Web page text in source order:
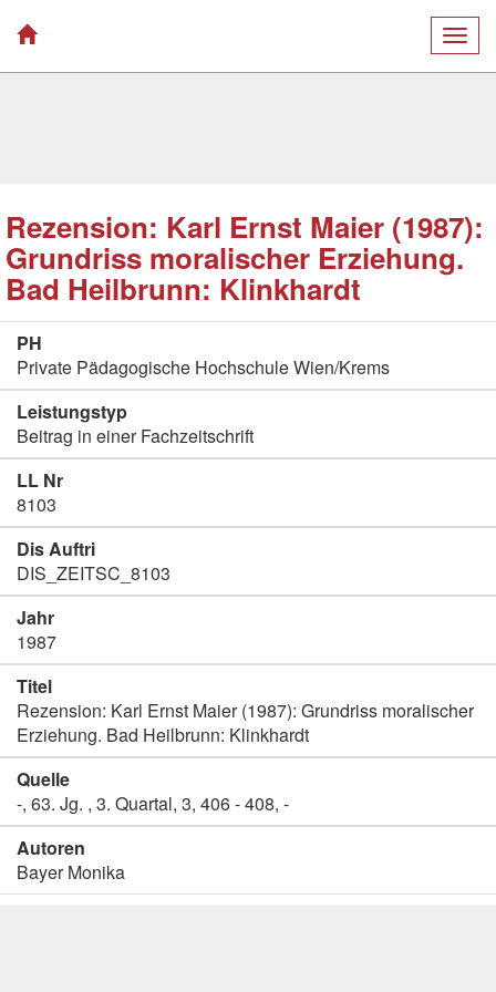
Rezension: Karl Ernst Maier (1987):
Grundriss moralischer Erziehung.
Bad Heilbrunn: Klinkhardt
PH
Private Pädagogische Hochschule Wien/Krems
Leistungstyp
Beitrag in einer Fachzeitschrift
LL Nr
8103
Dis Auftri
DIS_ZEITSC_8103
Jahr
1987
Titel
Rezension: Karl Ernst Maier (1987): Grundriss moralischer
Erziehung. Bad Heilbrunn: Klinkhardt
Quelle
-, 63. Jg. , 3. Quartal, 3, 406 - 408, -
Autoren
Bayer Monika